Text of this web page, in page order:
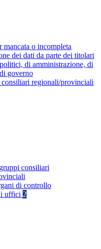
mancata o incompleta
dei dati da parte dei titolari
di amministrazione, di
governo
regionali/provinciali
consiliari
di controllo
uffici 2